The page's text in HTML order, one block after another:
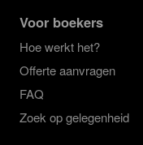
Voor boekers
Hoe werkt het?
Offerte aanvragen
FAQ
Zoek op gelegenheid